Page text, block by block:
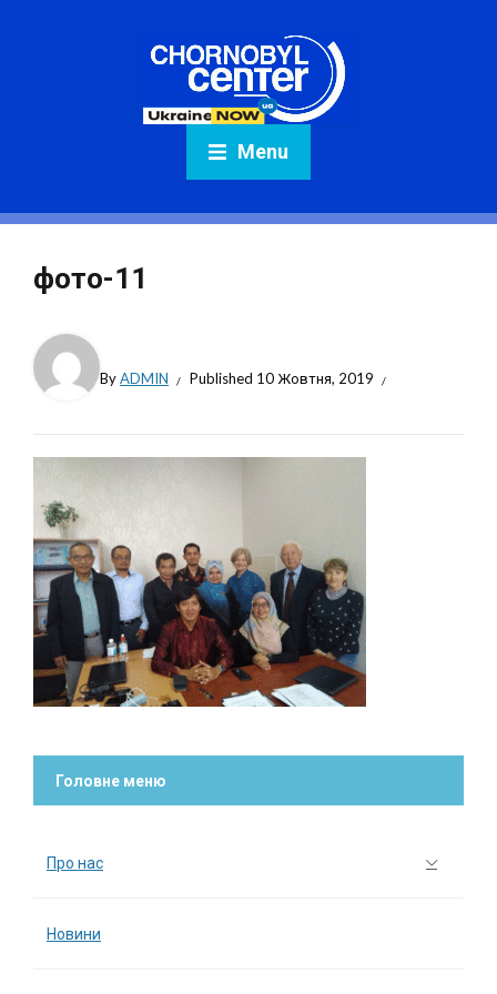
Menu
фото-11
ByADMIN Published 10 Жовтня, 2019
Головне меню
Про нас
Новини